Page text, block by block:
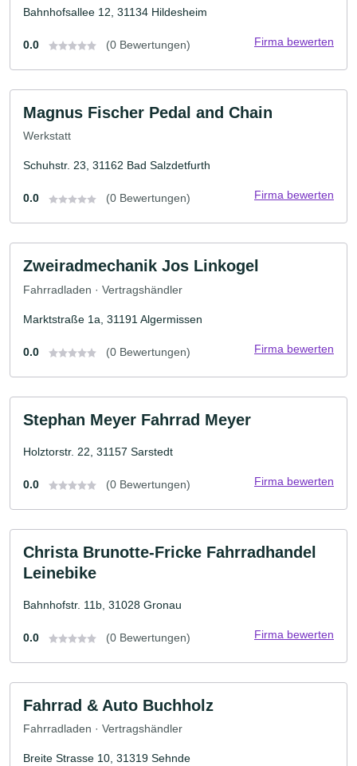
Bahnhofsallee 12, 31134 Hildesheim
0.0 (0 Bewertungen) Firma bewerten
Magnus Fischer Pedal and Chain
Werkstatt
Schuhstr. 23, 31162 Bad Salzdetfurth
0.0 (0 Bewertungen) Firma bewerten
Zweiradmechanik Jos Linkogel
Fahrradladen · Vertragshändler
Marktstraße 1a, 31191 Algermissen
0.0 (0 Bewertungen) Firma bewerten
Stephan Meyer Fahrrad Meyer
Holztorstr. 22, 31157 Sarstedt
0.0 (0 Bewertungen) Firma bewerten
Christa Brunotte-Fricke Fahrradhandel
Leinebike
Bahnhofstr. 11b, 31028 Gronau
0.0 (0 Bewertungen) Firma bewerten
Fahrrad & Auto Buchholz
Fahrradladen · Vertragshändler
Breite Strasse 10, 31319 Sehnde